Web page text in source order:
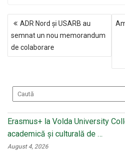
b
o
o
o
kl
a
ni
ki
NAVIGARE
ÎN
ARTICOLE
ADR Nord și USARB au
semnat un nou memorandum
de colaborare
Erasmus+ la Volda University
academică și culturală de …
August 4, 2026